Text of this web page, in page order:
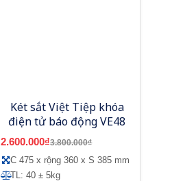
Két sắt Việt Tiệp khóa
điện tử báo động VE48
2.600.000₫3.800.000₫
C 475 x rộng 360 x S 385 mm
TL: 40 ± 5kg